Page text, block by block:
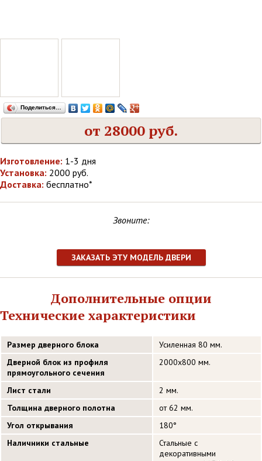
Поделиться…
от 28000 руб.
Изготовление: 1-3 дня
Установка: 2000 руб.
Доставка: бесплатно*
Звоните:
ЗАКАЗАТЬ ЭТУ МОДЕЛЬ ДВЕРИ
Дополнительные опции
Технические характеристики
Размер дверного блока
Усиленная 80 мм.
Дверной блок из профиля
прямоугольного сечения
2000х800 мм.
Лист стали
2 мм.
Толщина дверного полотна
от 62 мм.
Угол открывания
180°
Наличники стальные
Стальные с
декоративными